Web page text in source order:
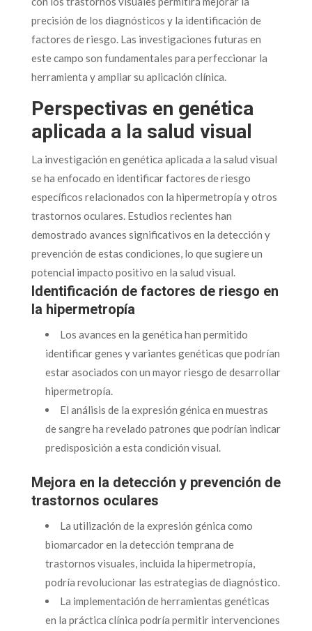
precisión de los diagnósticos y la identificación de
factores de riesgo. Las investigaciones futuras en
este campo son fundamentales para perfeccionar la
herramienta y ampliar su aplicación clínica.
Perspectivas en genética
aplicada a la salud visual
La investigación en genética aplicada a la salud visual
se ha enfocado en identificar factores de riesgo
específicos relacionados con la hipermetropía y otros
trastornos oculares. Estudios recientes han
demostrado avances significativos en la detección y
prevención de estas condiciones, lo que sugiere un
potencial impacto positivo en la salud visual.
Identificación de factores de riesgo en
la hipermetropía
Los avances en la genética han permitido
identificar genes y variantes genéticas que podrían
estar asociados con un mayor riesgo de desarrollar
hipermetropía.
El análisis de la expresión génica en muestras
de sangre ha revelado patrones que podrían indicar
predisposición a esta condición visual.
Mejora en la detección y prevención de
trastornos oculares
La utilización de la expresión génica como
biomarcador en la detección temprana de
trastornos visuales, incluida la hipermetropía,
podría revolucionar las estrategias de diagnóstico.
La implementación de herramientas genéticas
en la práctica clínica podría permitir intervenciones